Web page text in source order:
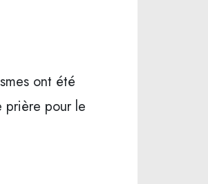
ont été
prière pour le